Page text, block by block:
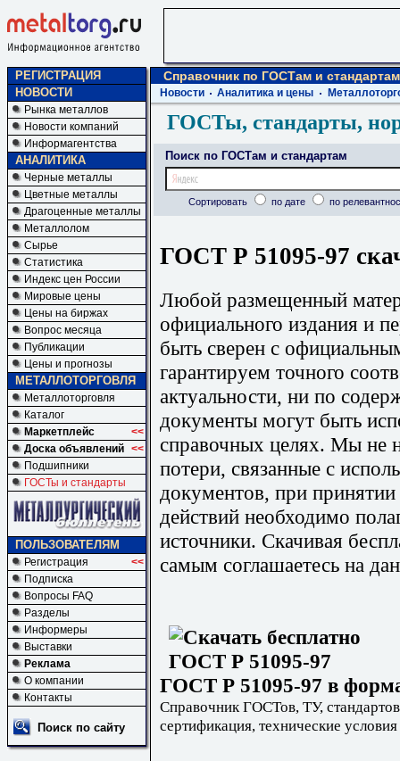
РЕГИСТРАЦИЯ
НОВОСТИ
Рынка металлов
Новости компаний
Информагентства
АНАЛИТИКА
Черные металлы
Цветные металлы
Драгоценные металлы
Металлолом
Сырье
Статистика
Индекс цен России
Мировые цены
Цены на биржах
Вопрос месяца
Публикации
Цены и прогнозы
МЕТАЛЛОТОРГОВЛЯ
Металлоторговля
Каталог
Маркетплейс
<<
Доска объявлений <<
Подшипники
ГОСТы и стандарты
ПОЛЬЗОВАТЕЛЯМ
Регистрация
<<
Подписка
Вопросы FAQ
Разделы
Информеры
Выставки
Реклама
О компании
Контакты
Поиск по сайту
Справочник по ГОСТам и стандартам
Новости Аналитика и цены
ГОСТы, стандарты,
Поиск по ГОСТам и стандартам
Сортировать по дате по
ГОСТ Р 51095-97
Любой размещенный
официального издания и
быть сверен с
гарантируем точного
актуальности, ни по
документы могут быть
справочных целях. Мы не
потери, связанные с
документов, при
действий необходимо
источники. Скачивая
самым соглашаетесь на
ГОСТ Р 51095-97 в
Справочник ГОСТов, ТУ,
сертификация, технические условия